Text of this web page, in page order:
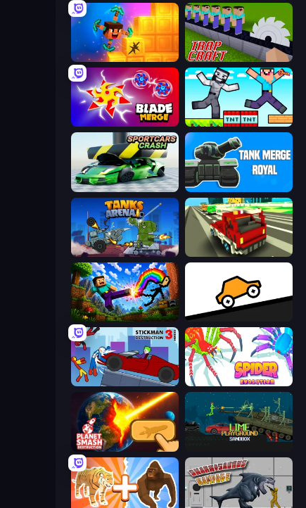
Merge & Dig! Trap Craft
Blade Merge Noob Gigachad: Parkour Tricks Challenge
Sportcars Crash Tank Merge Royal
Tanks Arena io: Craft & Combat Blocky Traffic Racing
Noob: Wall Crusher Bouncy Motors
Stickman Destruction 3 Heroes Spider Evolution: Runner Game
Planet Smash Destruction